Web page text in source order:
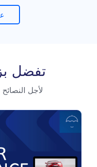
تفضل
لأجل النصائح